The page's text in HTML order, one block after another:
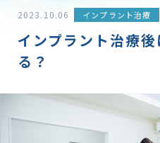
インプラントの基礎知識
1本の インプラント治療
インプラント オーバーデン
2023.10.06 インプラント治療
インプラント治療
る？